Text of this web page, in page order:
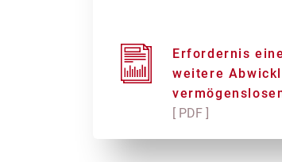
Erfordernis
weitere
[ PDF ]